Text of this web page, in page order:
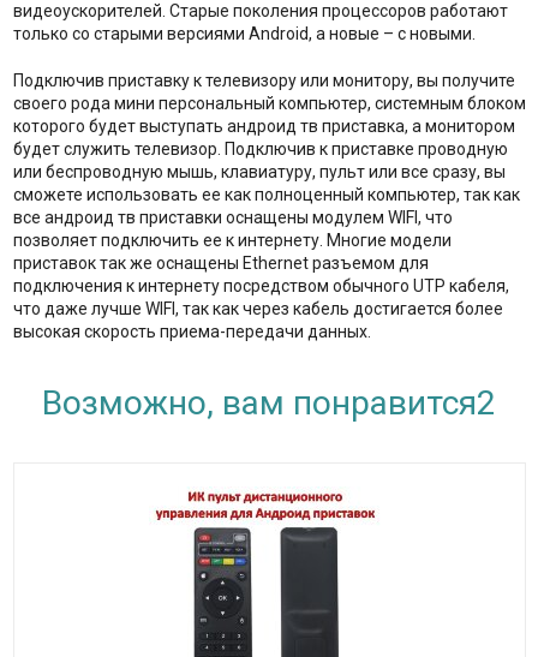
видеоускорителей. Старые поколения процессоров работают
только со старыми версиями Android, а новые – с новыми.
Подключив приставку к телевизору или монитору, вы получите
своего рода мини персональный компьютер, системным блоком
которого будет выступать андроид тв приставка, а монитором
будет служить телевизор. Подключив к приставке проводную
или беспроводную мышь, клавиатуру, пульт или все сразу, вы
сможете использовать ее как полноценный компьютер, так как
все андроид тв приставки оснащены модулем WIFI, что
позволяет подключить ее к интернету. Многие модели
приставок так же оснащены Ethernet разъемом для
подключения к интернету посредством обычного UTP кабеля,
что даже лучше WIFI, так как через кабель достигается более
высокая скорость приема-передачи данных.
Возможно, вам понравится2